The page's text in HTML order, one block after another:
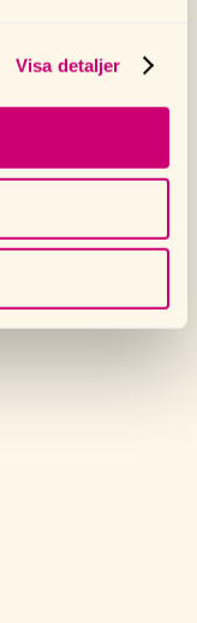
Visa detaljer